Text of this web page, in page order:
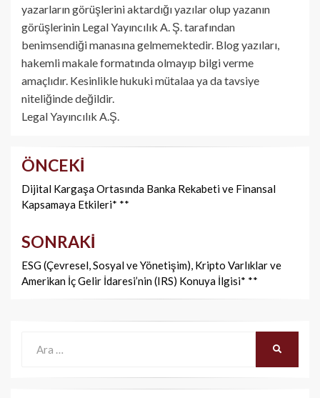
yazarların görüşlerini aktardığı yazılar olup yazanın
görüşlerinin Legal Yayıncılık A. Ş. tarafından
benimsendiği manasına gelmemektedir. Blog yazıları,
hakemli makale formatında olmayıp bilgi verme
amaçlıdır. Kesinlikle hukuki mütalaa ya da tavsiye
niteliğinde değildir.
Legal Yayıncılık A.Ş.
Yazı
dolaşımı
ÖNCEKI
Dijital Kargaşa Ortasında Banka Rekabeti ve Finansal
Kapsamaya Etkileri* **
SONRAKI
ESG (Çevresel, Sosyal ve Yönetişim), Kripto Varlıklar ve
Amerikan İç Gelir İdaresi’nin (IRS) Konuya İlgisi* **